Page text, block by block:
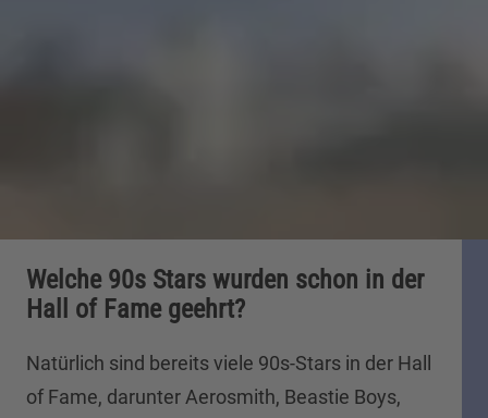
Welche 90s Stars wurden schon in der
Hall of Fame geehrt?
Natürlich sind bereits viele 90s-Stars in der Hall
of Fame, darunter Aerosmith, Beastie Boys,